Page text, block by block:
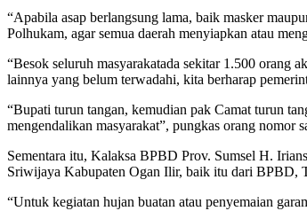
“Apabila asap berlangsung lama, baik masker
Polhukam, agar semua daerah menyiapkan atau
“Besok seluruh masyarakatada sekitar 1.500 orang
lainnya yang belum terwadahi, kita berharap
“Bupati turun tangan, kemudian pak Camat turun
mengendalikan masyarakat”, pungkas orang nomor
Sementara itu, Kalaksa BPBD Prov. Sumsel H.
Sriwijaya Kabupaten Ogan Ilir, baik itu dari BPBD,
“Untuk kegiatan hujan buatan atau penyemaian